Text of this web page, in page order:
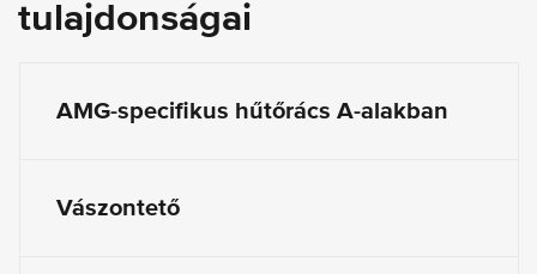
tulajdonságai
AMG-specifikus hűtőrács A-alakban
Vászontető